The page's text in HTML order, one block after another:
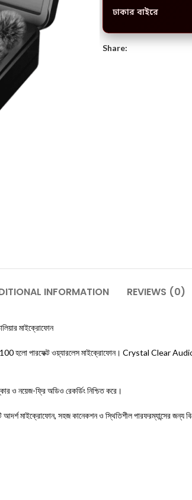
ঢাকার বাইরে
Share:
INFORMATION REVIEWS (0)
মাইক্রোফোন
A100 হলো পারফেক্ট ওয়্যারলেস মাইক্রোফোন। Crystal
নয়েজ-ফ্রি অডিও রেকর্ডিং নিশ্চিত করে।
সহজ কানেকশন ও স্থিতিশীল পারফরম্যান্সের জন্য